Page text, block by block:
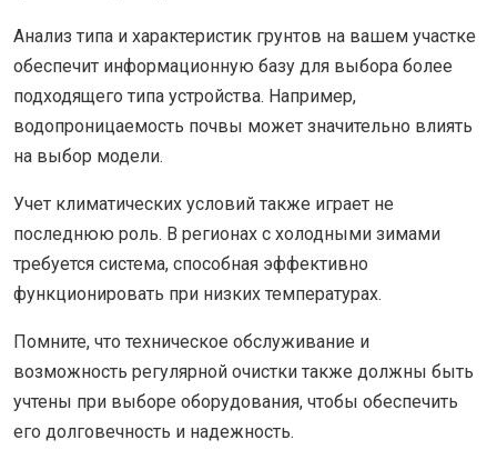
Анализ типа и характеристик грунтов на вашем участке
обеспечит информационную базу для выбора более
подходящего типа устройства. Например,
водопроницаемость почвы может значительно влиять
на выбор модели.
Учет климатических условий также играет не
последнюю роль. В регионах с холодными зимами
требуется система, способная эффективно
функционировать при низких температурах.
Помните, что техническое обслуживание и
возможность регулярной очистки также должны быть
учтены при выборе оборудования, чтобы обеспечить
его долговечность и надежность.